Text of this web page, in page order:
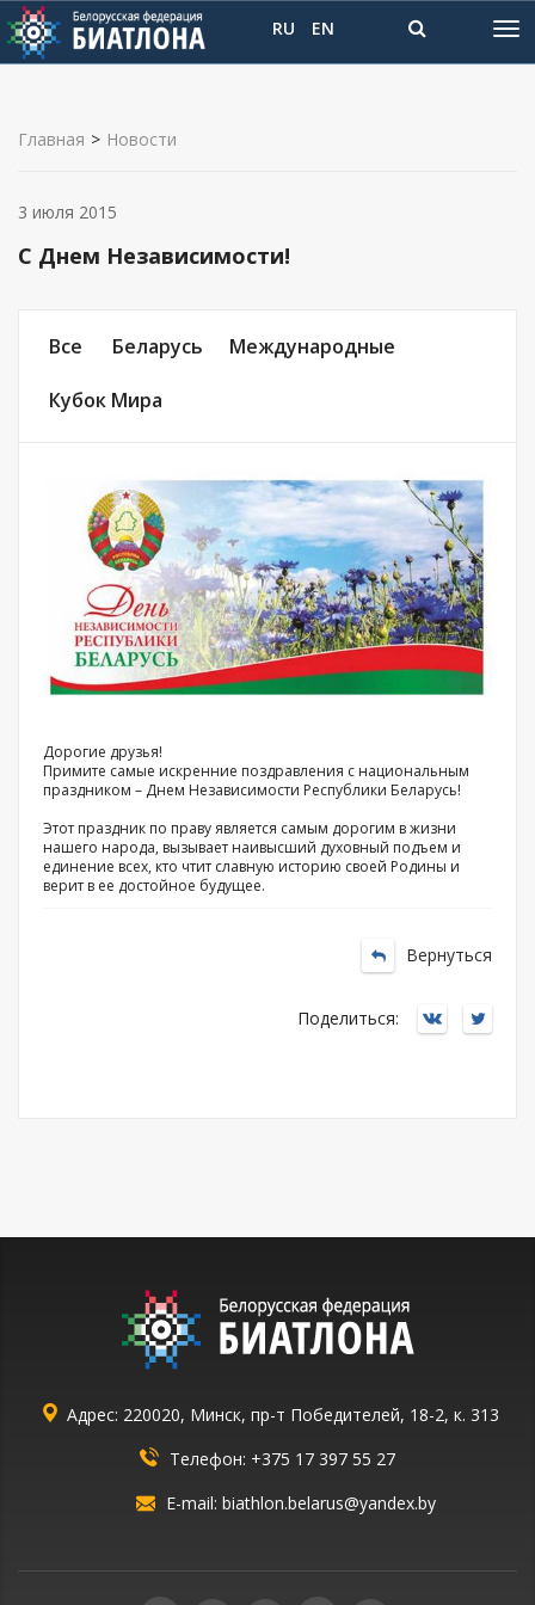
RU EN
Главная > Новости
C Днем Независимости!
Все Беларусь Международные
Кубок Мира
3 июля 2015
Дорогие друзья!
Примите самые искренние поздравления с национальным
праздником – Днем Независимости Республики Беларусь!
Этот праздник по праву является самым дорогим в жизни
нашего народа, вызывает наивысший духовный подъем и
единение всех, кто чтит славную историю своей Родины и
верит в ее достойное будущее.
Вернуться
Поделиться:
Адрес: 220020, Минск, пр-т Победителей, 18-2, к. 313
Телефон: +375 17 397 55 27
E-mail: biathlon.belarus@yandex.by